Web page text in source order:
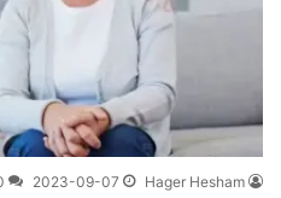
Hager Hesham
2023-09-07